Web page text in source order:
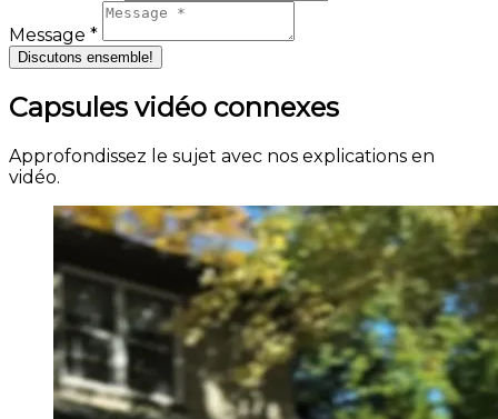
Message *
Discutons ensemble!
Capsules vidéo connexes
Approfondissez le sujet avec nos explications en
vidéo.